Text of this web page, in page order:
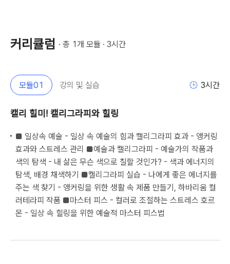
커리큘럼 · 총 1개 모듈 · 3시간
모듈01 강의 및 실습 3시간
캘리 힐미! 캘리그라피와 힐링
■ 일상속 예술 - 일상 속 예술의 힘과 캘리그라피 효과 - 앵커링
효과와 스트레스 관리 ■예술과 캘리그라피 - 예술가의 작품과
색의 탐색 - 내 삶은 무슨 색으로 칠할 것인가? - 색과 에너지의
탐색, 배경 채색하기 ■캘리그라피 실습 - 나에게 좋은 에너지를
주는 색 찾기 - 앵커링을 위한 생활 속 제품 만들기, 하바리움 컬
러테라피 작품 ■마스터 피스 - 컬러로 조절하는 스트레스 호르
몬 - 일상 속 힐링을 위한 예술적 마스터 피스법                                                                                                                                                                    